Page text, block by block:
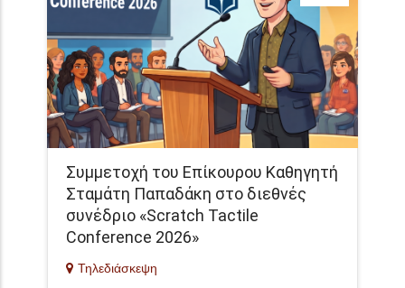
Συμμετοχή του Επίκουρου Καθηγητή
Σταμάτη Παπαδάκη στο διεθνές
συνέδριο «Scratch Tactile
Conference 2026»
Τηλεδιάσκεψη